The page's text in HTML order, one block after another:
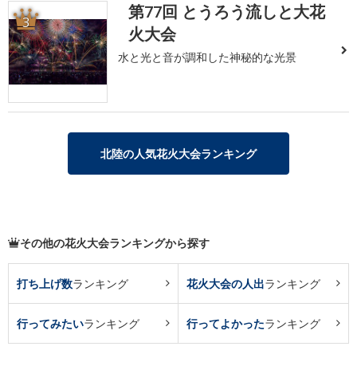
3
第77回 とうろう流しと大花
火大会
水と光と音が調和した神秘的な光景
北陸の人気花火大会ランキング
その他の花火大会ランキングから探す
打ち上げ数ランキング 花火大会の人出ランキング
行ってみたいランキング 行ってよかったランキング